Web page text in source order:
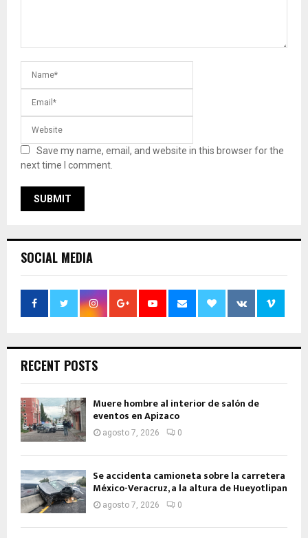
Save my name, email, and website in this browser for the
next time I comment.
SOCIAL MEDIA
RECENT POSTS
Muere hombre al interior de salón de
eventos en Apizaco
agosto 7, 2026 0
Se accidenta camioneta sobre la carretera
México-Veracruz, a la altura de Hueyotlipan
agosto 7, 2026 0